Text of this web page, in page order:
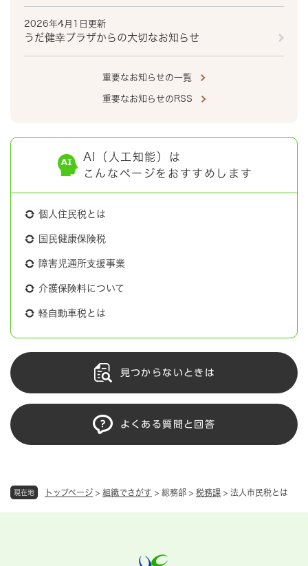
現在地 トップページ > 組織でさがす > 総務部 > 税務課 > 法人市民税とは
2026年4月1日更新
うだ健幸プラザからの大切なお知らせ
重要なお知らせの一覧
重要なお知らせのRSS
AI（人工知能）は
こんなページをおすすめします
個人住民税とは
国民健康保険税
障害児通所支援事業
介護保険料について
軽自動車税とは
見つからないときは
よくある質問と回答